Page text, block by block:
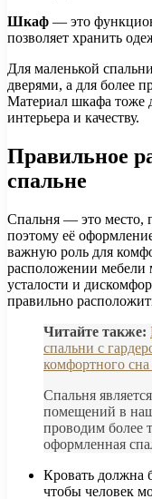
Шкаф — это
позволяет хранить
Для маленькой
дверями, а для более
Материал шкафа тоже
интерьера и качеству.
Правильное
спальне
Спальня — это место,
поэтому её
важную роль для
расположении мебели
усталости и
правильно
Читайте также:
спальни с
комфортного
Спальня
помещений в
проводим более
оформленная
Кровать должна
чтобы человек